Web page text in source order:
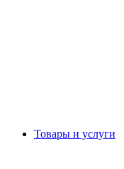
Товары и услуги